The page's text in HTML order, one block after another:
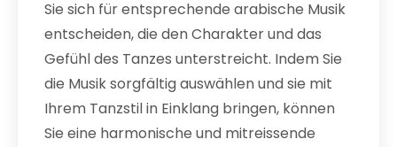
Sie sich für entsprechende arabische Musik
entscheiden, die den Charakter und das
Gefühl des Tanzes unterstreicht. Indem Sie
die Musik sorgfältig auswählen und sie mit
Ihrem Tanzstil in Einklang bringen, können
Sie eine harmonische und mitreissende